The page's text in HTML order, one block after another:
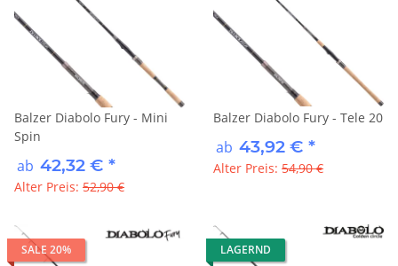
Balzer Diabolo Fury - Mini
Spin
ab 42,32 € *
Alter Preis: 52,90 €
Balzer Diabolo Fury - Tele 20
ab 43,92 € *
Alter Preis: 54,90 €
SALE 20% LAGERND